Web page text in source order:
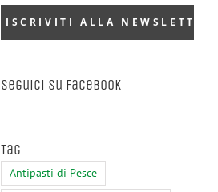
Seguici su Facebook
Tag
Antipasti di Pesce